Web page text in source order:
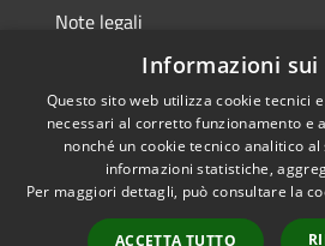
Note legali
Dichiarazione di accessibilità
RSS
Accessibilità
Informazioni sui
Questo sito web utilizza cookie tecnici
necessari al corretto funzionamento e
nonché un cookie tecnico analitico
informazioni statistiche,
Per maggiori dettagli, può consultare la
ACCETTA TUTTO